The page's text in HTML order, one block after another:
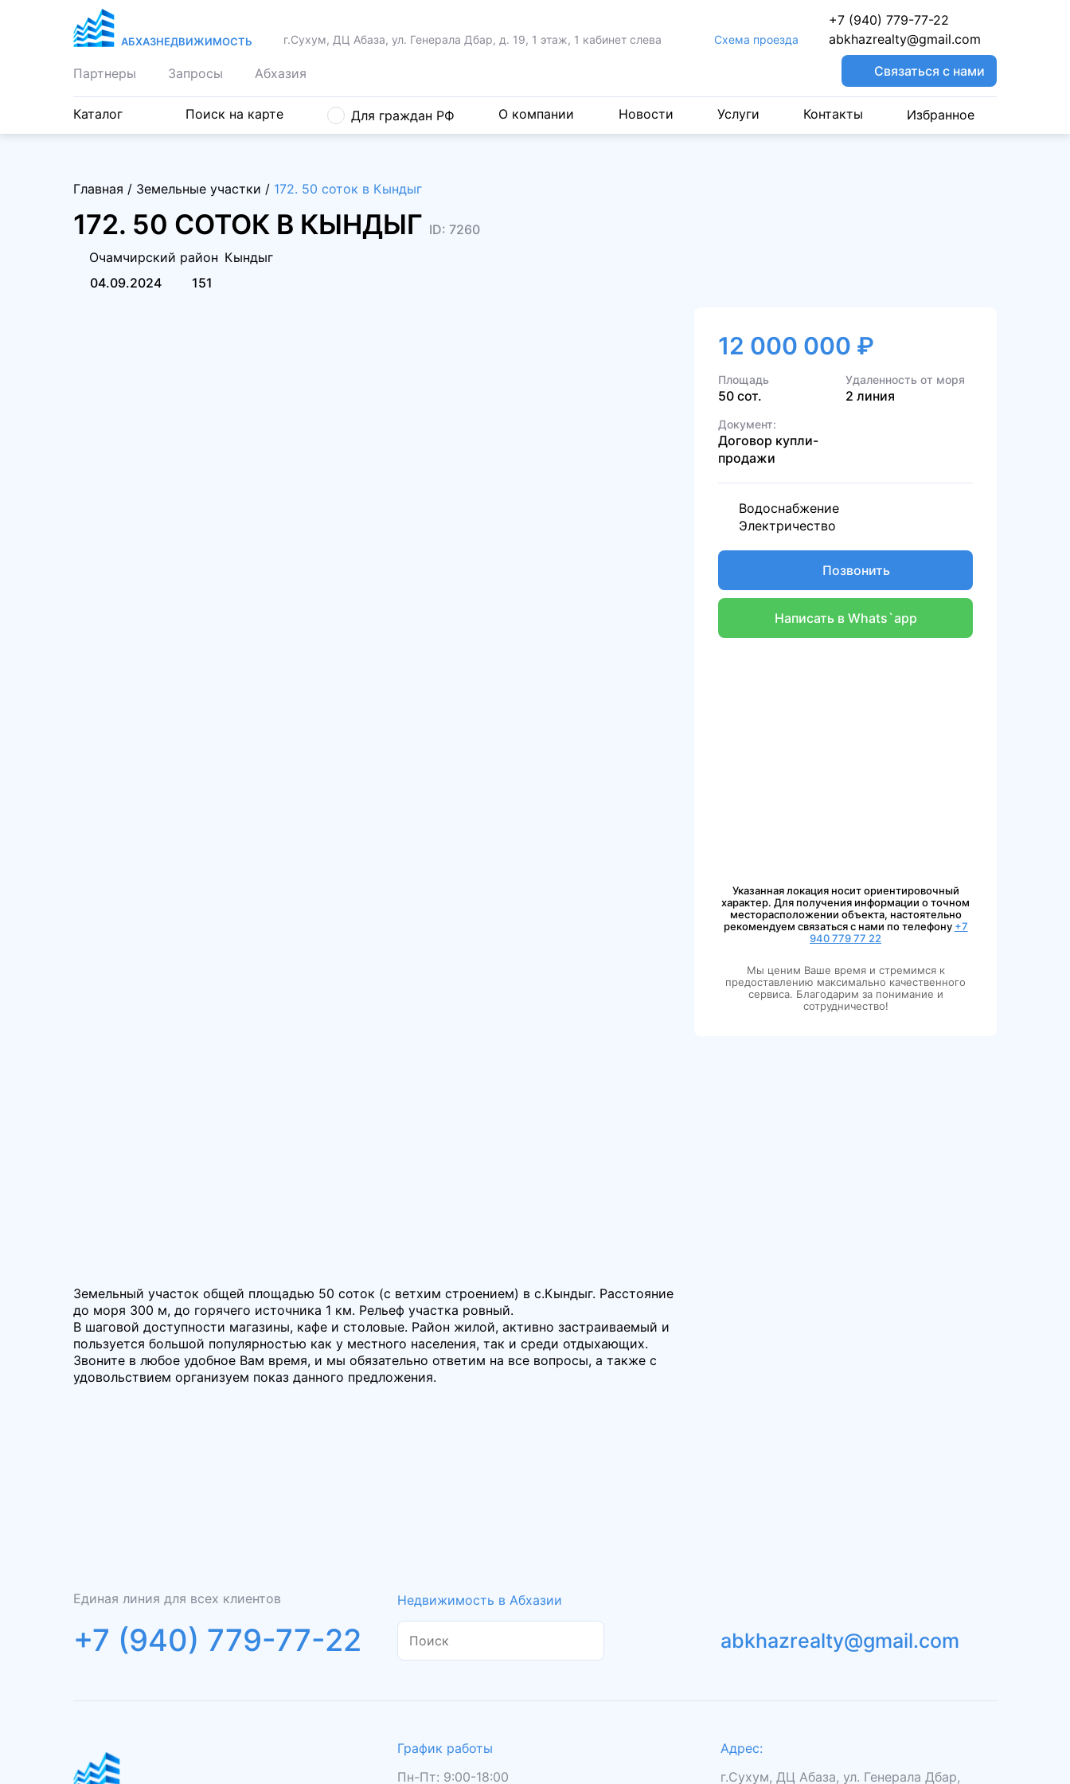
АБХАЗНЕДВИЖИМОСТЬ г.Сухум, ДЦ Абаза, ул. Генерала Дбар, д. 19, 1 этаж, 1 кабинет слева Cхема проезда
+7 (940) 779-77-22
abkhazrealty@gmail.com
Партнеры Запросы Абхазия Связаться с нами
Каталог Поиск на карте Для граждан РФ О компании Новости Услуги Контакты Избранное
Главная / Земельные участки / 172. 50 соток в Кындыг
172. 50 СОТОК В КЫНДЫГ ID: 7260
Очамчирский район Кындыг
04.09.2024
151
Земельный участок общей площадью 50 соток (с ветхим строением) в с.Кындыг. Расстояние
до моря 300 м, до горячего источника 1 км. Рельеф участка ровный.
В шаговой доступности магазины, кафе и столовые. Район жилой, активно застраиваемый и
пользуется большой популярностью как у местного населения, так и среди отдыхающих.
Звоните в любое удобное Вам время, и мы обязательно ответим на все вопросы, а также с
удовольствием организуем показ данного предложения.
12 000 000 ₽
Площадь
50 сот.
Удаленность от моря
2 линия
Документ:
Договор купли-
продажи
Водоснабжение
Электричество
Позвонить
Написать в Whats`app
Указанная локация носит ориентировочный
характер. Для получения информации о точном
месторасположении объекта, настоятельно
рекомендуем связаться с нами по телефону +7
940 779 77 22
Мы ценим Ваше время и стремимся к
предоставлению максимально качественного
сервиса. Благодарим за понимание и
сотрудничество!
Единая линия для всех клиентов
+7 (940) 779-77-22
Недвижимость в Абхазии
abkhazrealty@gmail.com
График работы
Пн-Пт: 9:00-18:00
Адрес:
г.Сухум, ДЦ Абаза, ул. Генерала Дбар,